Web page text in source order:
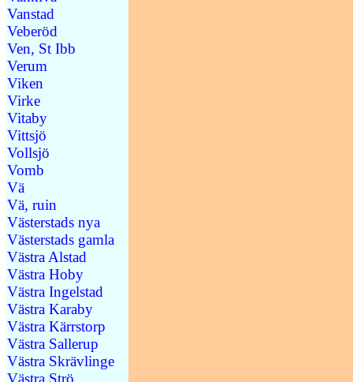
Vanstad
Veberöd
Ven, St Ibb
Verum
Viken
Virke
Vitaby
Vittsjö
Vollsjö
Vomb
Vä
Vä, ruin
Västerstads nya
Västerstads gamla
Västra Alstad
Västra Hoby
Västra Ingelstad
Västra Karaby
Västra Kärrstorp
Västra Sallerup
Västra Skrävlinge
Västra Strö